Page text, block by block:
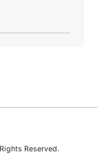
Reserved.